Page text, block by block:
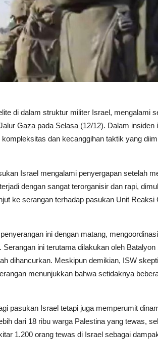
di dalam struktur militer Israel, mengalami
Gaza pada Selasa (12/12). Dalam insiden
dan kecanggihan taktik yang
Israel mengalami penyergapan setelah
dengan sangat terorganisir dan rapi,
ke serangan terhadap pasukan Unit Reaksi
ini dengan matang,
ini terutama dilakukan oleh Batalyon
dihancurkan. Meskipun demikian, ISW
menunjukkan bahwa setidaknya
pasukan Israel tetapi juga memperumit
dari 18 ribu warga Palestina yang tewas,
1.200 orang tewas di Israel sebagai